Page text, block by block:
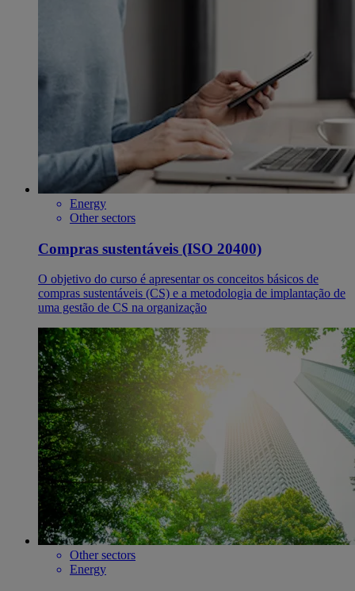
Energy
Other sectors
Compras sustentáveis (ISO 20400)
O objetivo do curso é apresentar os conceitos básicos de
compras sustentáveis (CS) e a metodologia de implantação de
uma gestão de CS na organização
Other sectors
Energy